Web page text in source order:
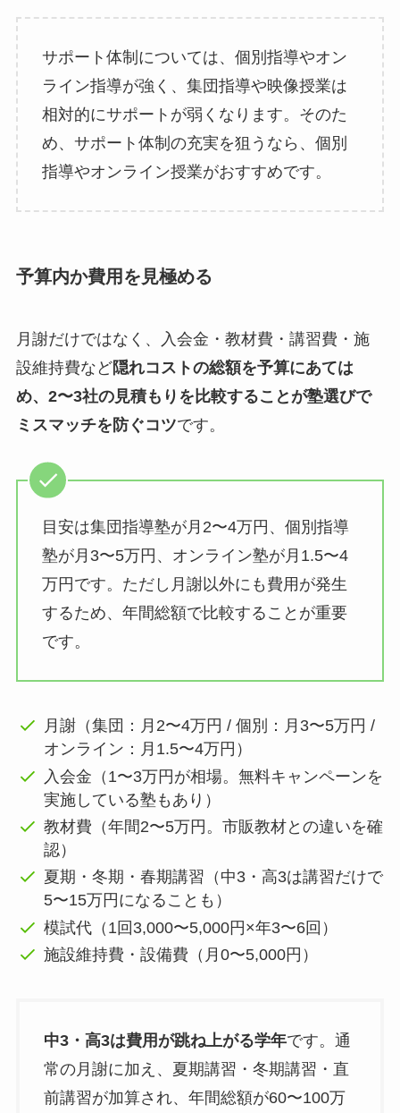
サポート体制については、個別指導やオン
ライン指導が強く、集団指導や映像授業は
相対的にサポートが弱くなります。そのた
め、サポート体制の充実を狙うなら、個別
指導やオンライン授業がおすすめです。
予算内か費用を見極める
月謝だけではなく、入会金・教材費・講習費・施
設維持費など隠れコストの総額を予算にあては
め、2〜3社の見積もりを比較することが塾選びで
ミスマッチを防ぐコツです。
目安は集団指導塾が月2〜4万円、個別指導
塾が月3〜5万円、オンライン塾が月1.5〜4
万円です。ただし月謝以外にも費用が発生
するため、年間総額で比較することが重要
です。
月謝（集団：月2〜4万円 / 個別：月3〜5万円 /
オンライン：月1.5〜4万円）
入会金（1〜3万円が相場。無料キャンペーンを
実施している塾もあり）
教材費（年間2〜5万円。市販教材との違いを確
認）
夏期・冬期・春期講習（中3・高3は講習だけで
5〜15万円になることも）
模試代（1回3,000〜5,000円×年3〜6回）
施設維持費・設備費（月0〜5,000円）
中3・高3は費用が跳ね上がる学年です。通
常の月謝に加え、夏期講習・冬期講習・直
前講習が加算され、年間総額が60〜100万